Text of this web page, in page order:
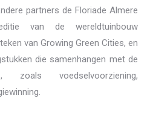
partners de Floriade Almere
van de wereldtuinbouw
van Growing Green Cities, en
die samenhangen met de
zoals voedselvoorziening,